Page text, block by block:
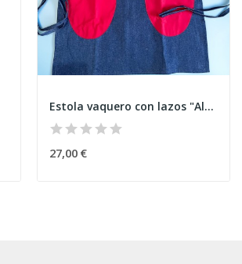
Estola vaquero con lazos "Alumnos"
27,00 €